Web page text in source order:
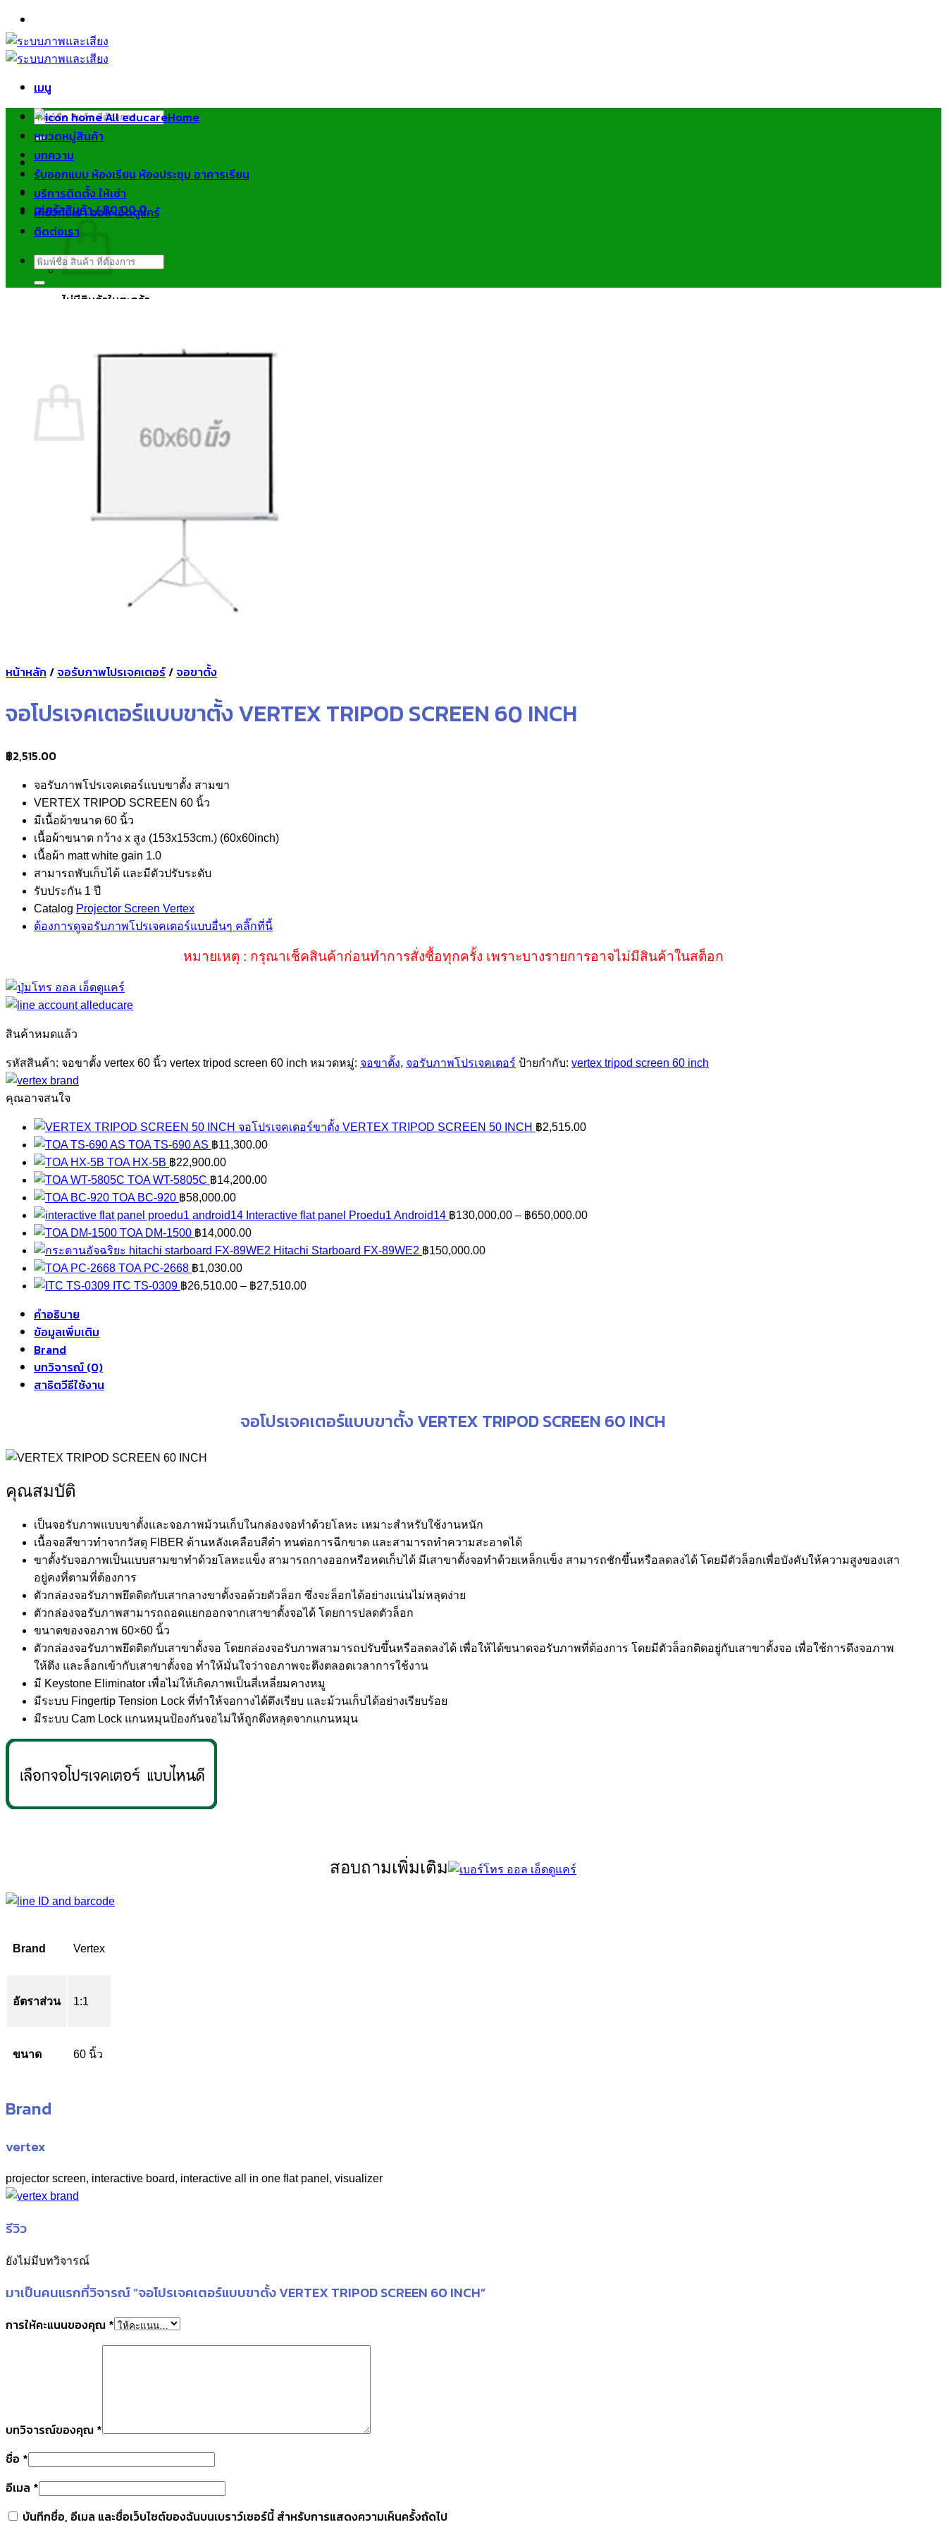
ข้าม
ไป
ยัง
เมนู
ค้นหา:
ตะกร้าสินค้า /฿0.000
ไม่มีสินค้าในตะกร้า
Home
หมวดหมู่สินค้า
บทความ
รับออกแบบ ห้องเรียน ห้องประชุม อาคารเรียน
บริการติดตั้ง ให้เช่า
เกี่ยวกับเรา ออล เอ็ดดูแคร์
ติดต่อเรา
ค้นหา:
หน้าหลัก / จอรับภาพโปรเจคเตอร์/ จอขาตั้ง
จอโปรเจคเตอร์แบบขาตั้ง VERTEX TRIPOD SCREEN 60 INCH
฿2,515.00
จอรับภาพโปรเจคเตอร์แบบขาตั้ง สามขา
VERTEX TRIPOD SCREEN 60 นิ้ว
มีเนื้อผ้าขนาด 60 นิ้ว
เนื้อผ้าขนาด กว้าง x สูง (153x153cm.) (60x60inch)
เนื้อผ้า matt white gain 1.0
สามารถพับเก็บได้ และมีตัวปรับระดับ
รับประกัน 1 ปี
Catalog Projector Screen Vertex
ต้องการดูจอรับภาพโปรเจคเตอร์แบบอื่นๆ คลิ๊กที่นี้
หมายเหตุ : กรุณาเช็คสินค้าก่อนทำการสั่งซื้อทุกครั้ง เพราะบางรายการอาจไม่มีสินค้าในสต็อก
สินค้าหมดแล้ว
รหัสสินค้า: จอขาตั้ง vertex 60 นิ้ว vertex tripod screen 60 inch หมวดหมู่: จอขาตั้ง, จอรับภาพโปรเจคเตอร์ ป้ายกำกับ: vertex tripod screen 60 inch
คุณอาจสนใจ
จอโปรเจคเตอร์ขาตั้ง VERTEX TRIPOD SCREEN 50 INCH ฿2,515.00
TOA TS-690 AS ฿11,300.00
TOA HX-5B ฿22,900.00
TOA WT-5805C ฿14,200.00
TOA BC-920 ฿58,000.00
Interactive flat panel Proedu1 Android14 ฿130,000.00 – ฿650,000.00Price
TOA DM-1500 ฿14,000.00
Hitachi Starboard FX-89WE2 ฿150,000.00
TOA PC-2668 ฿1,030.00
ITC TS-0309 ฿26,510.00 – ฿27,510.00Price
คำอธิบาย
ข้อมูลเพิ่มเติม
Brand
บทวิจารณ์ (0)
สาธิตวีธีใช้งาน
จอโปรเจคเตอร์แบบขาตั้ง VERTEX TRIPOD SCREEN 60 INCH
คุณสมบัติ
เป็นจอรับภาพแบบขาตั้งและจอภาพม้วนเก็บในกล่องจอทำด้วยโลหะ เหมาะสำหรับใช้งานหนัก
เนื้อจอสีขาวทำจากวัสดุ FIBER ด้านหลังเคลือบสีดำ ทนต่อการฉีกขาด และสามารถทำความสะอาดได้
ขาตั้งรับจอภาพเป็นแบบสามขาทำด้วยโลหะแข็ง สามารถกางออกหรือหดเก็บได้ มีเสาขาตั้งจอทำด้วยเหล็กแข็ง สามารถชักขึ้นหรือลดลงได้ โดยมีตัวล็อกเพื่อบังคับให้ความสูงของเสา
อยู่คงที่ตามที่ต้องการ
ตัวกล่องจอรับภาพยึดติดกับเสากลางขาตั้งจอด้วยตัวล็อก ซึ่งจะล็อกได้อย่างแน่นไม่หลุดง่าย
ตัวกล่องจอรับภาพสามารถถอดแยกออกจากเสาขาตั้งจอได้ โดยการปลดตัวล็อก
ขนาดของจอภาพ 60×60 นิ้ว
ตัวกล่องจอรับภาพยึดติดกับเสาขาตั้งจอ โดยกล่องจอรับภาพสามารถปรับขึ้นหรือลดลงได้ เพื่อให้ได้ขนาดจอรับภาพที่ต้องการ โดยมีตัวล็อกติดอยู่กับเสาขาตั้งจอ เพื่อใช้การดึงจอภาพ
ให้ตึง และล็อกเข้ากับเสาขาตั้งจอ ทำให้มั่นใจว่าจอภาพจะตึงตลอดเวลาการใช้งาน
มี Keystone Eliminator เพื่อไม่ให้เกิดภาพเป็นสี่เหลี่ยมคางหมู
มีระบบ Fingertip Tension Lock ที่ทำให้จอกางได้ตึงเรียบ และม้วนเก็บได้อย่างเรียบร้อย
มีระบบ Cam Lock แกนหมุนป้องกันจอไม่ให้ถูกดึงหลุดจากแกนหมุน
สอบถามเพิ่มเติม
Brand Vertex
อัตราส่วน 1:1
ขนาด 60 นิ้ว
Brand
vertex
projector screen, interactive board, interactive all in one flat panel, visualizer
รีวิว
ยังไม่มีบทวิจารณ์
มาเป็นคนแรกที่วิจารณ์ “จอโปรเจคเตอร์แบบขาตั้ง VERTEX TRIPOD SCREEN 60 INCH”
การให้คะแนนของคุณ *
บทวิจารณ์ของคุณ *
ชื่อ *
อีเมล *
บันทึกชื่อ, อีเมล และชื่อเว็บไซต์ของฉันบนเบราว์เซอร์นี้ สำหรับการแสดงความเห็นครั้งถัดไป